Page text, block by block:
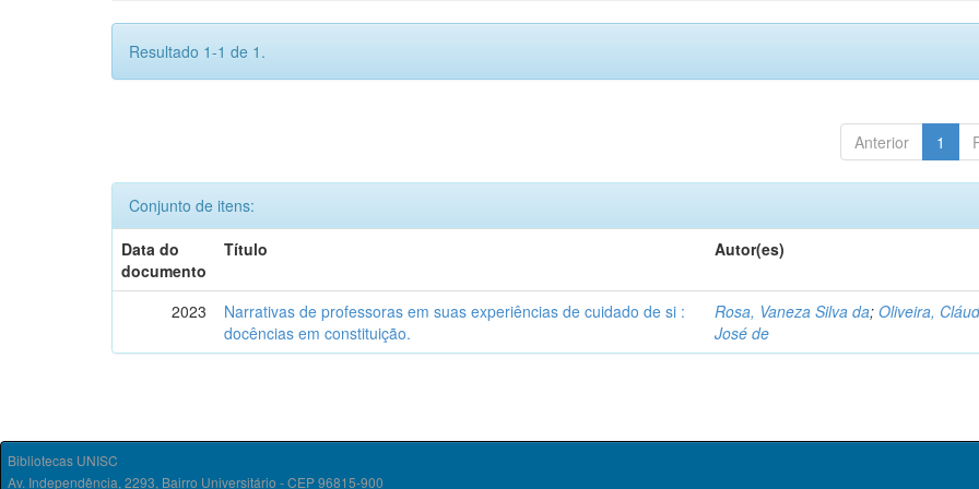
Resultado 1-1 de 1.
Anterior 1
Conjunto de itens:
Data do
documento
Título Autor(es)
2023
Narrativas de professoras em suas experiências de cuidado de si :
docências em constituição.
Rosa, Vaneza Silva da;Oliveira,
José de
Bibliotecas UNISC
Av. Independência, 2293, Bairro Universitário - CEP 96815-900